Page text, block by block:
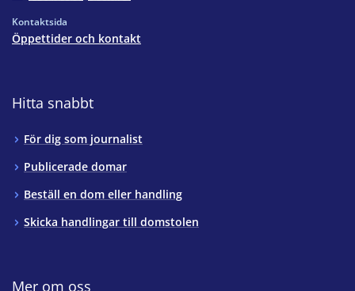
Kontaktsida
Öppettider och kontakt
Hitta snabbt
För dig som journalist
Publicerade domar
Beställ en dom eller handling
Skicka handlingar till domstolen
Mer om oss